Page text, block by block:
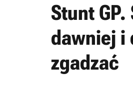
Stunt
dawniej i
zgadzać